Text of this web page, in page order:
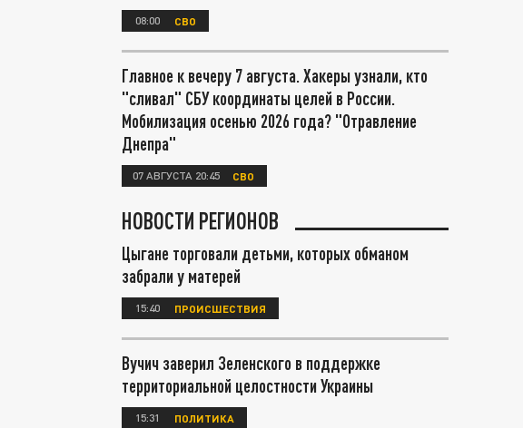
08:00 СВО
Главное к вечеру 7 августа. Хакеры узнали, кто
"сливал" СБУ координаты целей в России.
Мобилизация осенью 2026 года? "Отравление
Днепра"
07 АВГУСТА 20:45 СВО
НОВОСТИ РЕГИОНОВ
Цыгане торговали детьми, которых обманом
забрали у матерей
15:40 ПРОИСШЕСТВИЯ
Вучич заверил Зеленского в поддержке
территориальной целостности Украины
15:31 ПОЛИТИКА